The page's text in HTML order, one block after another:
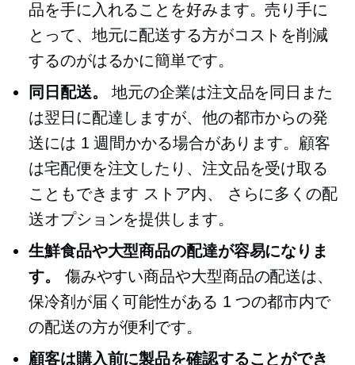
品を手に入れることを好みます。売り手に
とって、地元に配送する方がコストを削減
するのがはるかに簡単です。
同日配送。
地元の企業は注文品を同日また
は翌日に配達しますが、他の都市からの発
送には 1 週間かかる場合があります。顧客
は宅配便を注文したり、注文品を受け取る
こともできます ストア内、
さらに多くの配
送オプションを提供します。
生鮮食品や大型商品の配達が容易になりま
す。
傷みやすい商品や大型商品の配送は、
保冷剤が届く可能性がある 1 つの都市内で
の配送の方が便利です。
顧客は購入前に製品を確認することができ